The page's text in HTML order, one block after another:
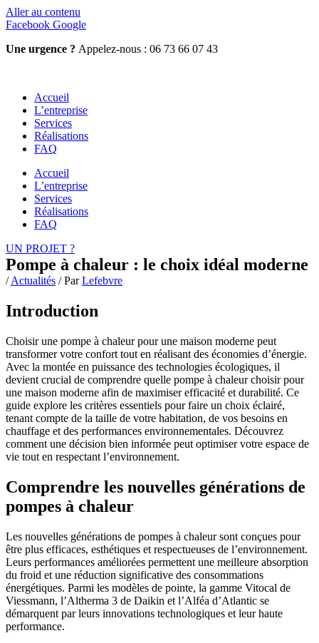
Aller au contenu
Facebook Google
Une urgence ? Appelez-nous : 06 73 66 07 43
Accueil
L’entreprise
Services
Réalisations
FAQ
Accueil
L’entreprise
Services
Réalisations
FAQ
UN PROJET ?
Pompe à chaleur : le choix idéal moderne
/Actualités / ParLefebvre
Introduction
Choisir une pompe à chaleur pour une maison moderne peut
transformer votre confort tout en réalisant des économies d’énergie.
Avec la montée en puissance des technologies écologiques, il
devient crucial de comprendre quelle pompe à chaleur choisir pour
une maison moderne afin de maximiser efficacité et durabilité. Ce
guide explore les critères essentiels pour faire un choix éclairé,
tenant compte de la taille de votre habitation, de vos besoins en
chauffage et des performances environnementales. Découvrez
comment une décision bien informée peut optimiser votre espace de
vie tout en respectant l’environnement.
Comprendre les nouvelles générations de
pompes à chaleur
Les nouvelles générations de pompes à chaleur sont conçues pour
être plus efficaces, esthétiques et respectueuses de l’environnement.
Leurs performances améliorées permettent une meilleure absorption
du froid et une réduction significative des consommations
énergétiques. Parmi les modèles de pointe, la gamme Vitocal de
Viessmann, l’Altherma 3 de Daikin et l’Alféa d’Atlantic se
démarquent par leurs innovations technologiques et leur haute
performance.